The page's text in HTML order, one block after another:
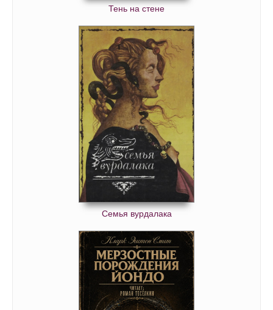
Тень на стене
Семья вурдалака